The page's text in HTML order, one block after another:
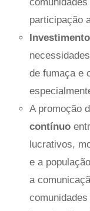
participação
de fumaça e
A promoção
contínuo
lucrativos,
e a
a